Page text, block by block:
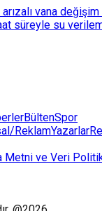
vana
süreyle su
BültenSpor
ReklamYazarlar
Metni ve Veri